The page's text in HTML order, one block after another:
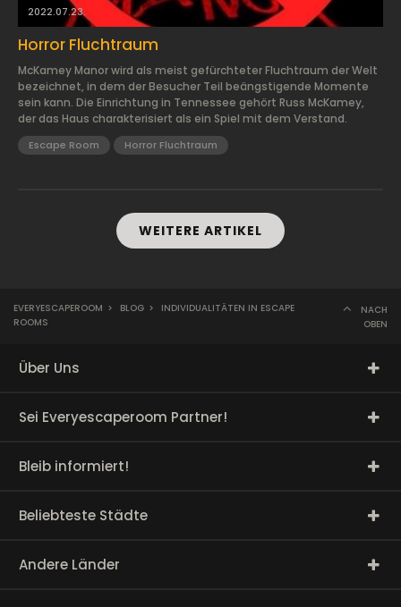
2022.07.23.
Horror Fluchtraum
McKamey Manor wird als meist gefürchteter Fluchtraum der Welt
bezeichnet, in dem der Besucher Teil beängstigende Momente
sein kann. Die Einrichtung in Tennessee gehört Russ McKamey,
der das Haus charakterisiert als ein Spiel mit dem Verstand.
Escape Room Horror Fluchtraum
WEITERE ARTIKEL
EVERYESCAPEROOM > BLOG >
INDIVIDUALITÄTEN IN ESCAPE
ROOMS
NACH
OBEN
Über Uns
Sei Everyescaperoom Partner!
Bleib informiert!
Beliebteste Städte
Andere Länder